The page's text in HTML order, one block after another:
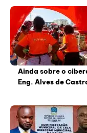
Ainda sobre o
Eng. Alves de